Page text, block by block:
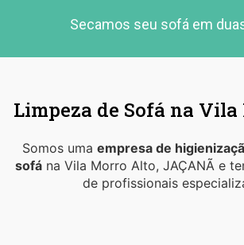
Secamos seu sofá em
Limpeza de Sofá na
Somos uma empresa de
sofá na Vila Morro Alto, JAÇANÃ e
de profissionais